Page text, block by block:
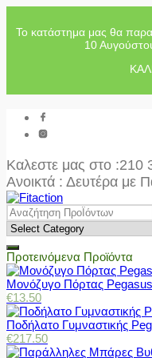
Το κατάστημα μας θα
10
Καλεστε μας στο :210
Ανοικτά : Δευτέρα με
Προτεινόμενα Προϊόντα
Μονόζυγο Πόρτας
€13.50
Ποδήλατο Γυμναστικής
€217.50